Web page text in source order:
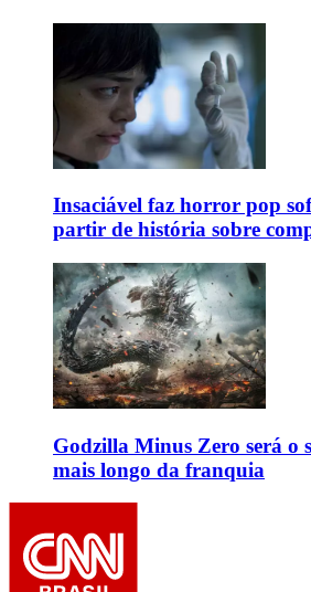
Insaciável faz horror pop
partir de história sobre
Godzilla Minus Zero será o
mais longo da franquia